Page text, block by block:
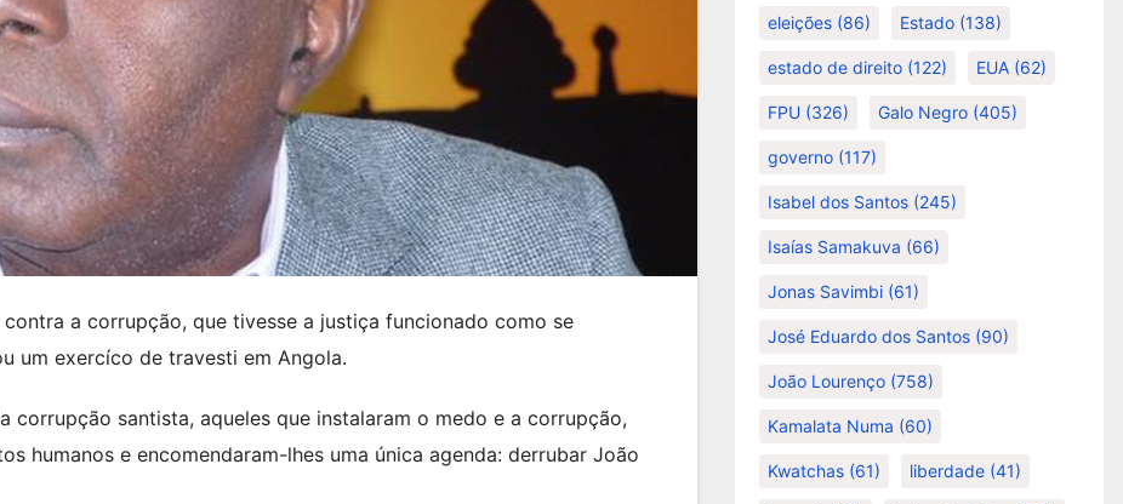
a corrupção, que tivesse a justiça funcionado como se
um exercíco de travesti em Angola.
corrupção santista, aqueles que instalaram o medo e a corrupção,
humanos e encomendaram-lhes uma única agenda: derrubar João
eleições (86) Estado (138)
estado de direito (122) EUA (62)
FPU (326) Galo Negro (405)
governo (117)
Isabel dos Santos (245)
Isaías Samakuva (66)
Jonas Savimbi (61)
José Eduardo dos Santos (90)
João Lourenço (758)
Kamalata Numa (60)
Kwatchas (61) liberdade (41)